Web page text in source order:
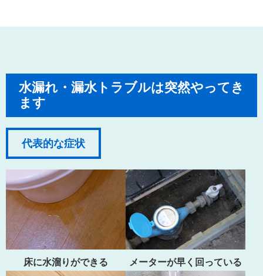
水漏れ・漏水トラブルは突然やってき
ます
代表的な症状
床に水溜りができる メーターが早く回っている